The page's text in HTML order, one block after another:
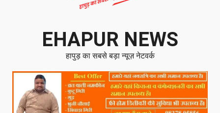
EHAPUR NEWS
हापुड़ का सबसे बड़ा न्यूज़ नेटवर्क